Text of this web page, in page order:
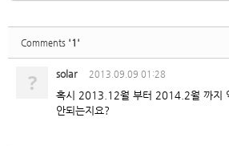
Comments '1'
? solar 2013.09.09 01:28
혹시 2013.12월 부터 2014.2월 까지
안되는지요?